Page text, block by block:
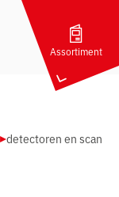
Assortiment
detectoren en